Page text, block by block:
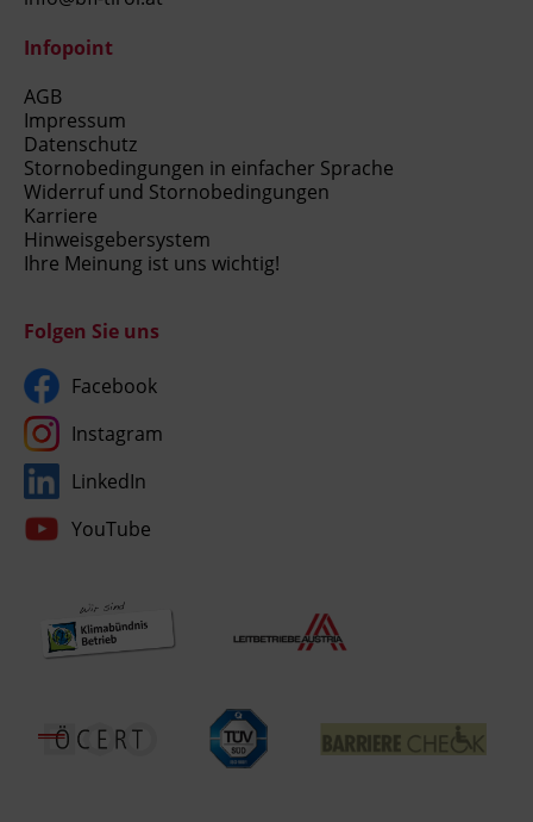
Infopoint
AGB
Impressum
Datenschutz
Stornobedingungen in einfacher Sprache
Widerruf und Stornobedingungen
Karriere
Hinweisgebersystem
Ihre Meinung ist uns wichtig!
Folgen Sie uns
Facebook
Instagram
LinkedIn
YouTube